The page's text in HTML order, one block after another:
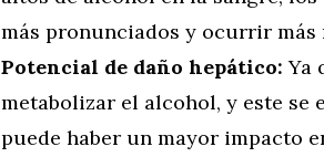
más pronunciados y ocurrir más
Potencial de daño hepático: Ya
metabolizar el alcohol, y este se
puede haber un mayor impacto